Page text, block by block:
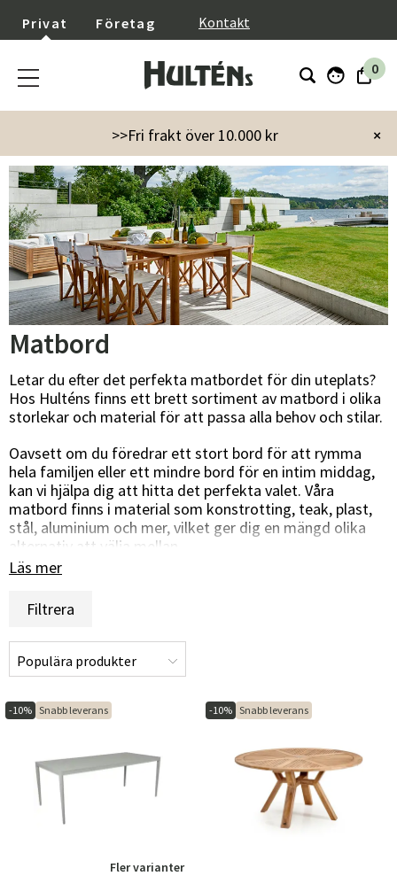
Privat Företag Kontakt
0
×
>>Fri frakt över 10.000 kr
Utemöbler Utebord Matbord
Matbord
Letar du efter det perfekta matbordet för din uteplats?
Hos Hulténs finns ett brett sortiment av matbord i olika
storlekar och material för att passa alla behov och stilar.
Oavsett om du föredrar ett stort bord för att rymma
hela familjen eller ett mindre bord för en intim middag,
kan vi hjälpa dig att hitta det perfekta valet. Våra
matbord finns i material som konstrotting, teak, plast,
stål, aluminium och mer, vilket ger dig en mängd olika
alternativ att välja mellan.
väderbeständiga, vilket gör dem idealiska för
användning utomhus under lång tid. Du kan skapa din
drömuteplats med rätt matbord genom att välja en stil
som passar din personliga smak och kompletterar din
utomhusinredning.
Ett matbord på din uteplats är mer än bara en möbel -
av god mat och trevligt sällskap. Med våra matbord kan
du skapa minnen och uppleva gemenskap utomhus på
ett bekvämt och stilfullt sätt.
Läs mer
Filtrera
-10% Snabb leverans
Fler varianter
-10% Snabb leverans